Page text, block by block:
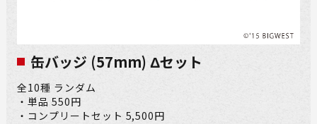
缶バッジ (57mm) Δセット
全10種 ランダム
・単品 550円
・コンプリートセット 5,500円